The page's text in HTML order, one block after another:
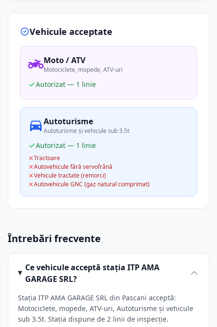
Vehicule acceptate
Moto / ATV
Motociclete, mopede, ATV-uri
Autorizat — 1 linie
Autoturisme
Autoturisme și vehicule sub 3.5t
Autorizat — 1 linie
Tractoare
Autovehicule fără servofrână
Vehicule tractate (remorci)
Autovehicule GNC (gaz natural comprimat)
Întrebări frecvente
Ce vehicule acceptă stația ITP AMA
GARAGE SRL?
Stația ITP AMA GARAGE SRL din Pascani acceptă:
Motociclete, mopede, ATV-uri, Autoturisme și vehicule
sub 3.5t. Stația dispune de 2 linii de inspecție.